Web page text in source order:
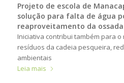
Projeto de escola de
solução para falta de água
reaproveitamento da
Iniciativa contribui também para
resíduos da cadeia pesqueira,
ambientais
Leia mais